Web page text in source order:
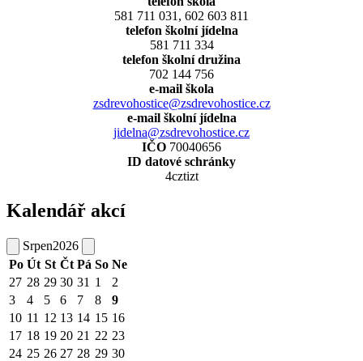
581 711 031, 602 603 811
telefon školní jídelna
581 711 334
telefon školní družina
702 144 756
e-mail škola
zsdrevohostice@zsdrevohostice.cz
e-mail školní jídelna
jidelna@zsdrevohostice.cz
IČO 70040656
ID datové schránky
4cztizt
Kalendář akcí
Srpen2026
Po Út St Čt Pá So Ne
27 28 29 30 31 1
2
3
4 5 6 7 8
9
10 11 12 13 14 15 16
17 18 19 20 21 22 23
24 25 26 27 28 29 30